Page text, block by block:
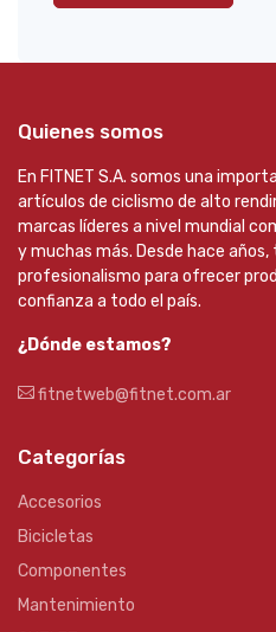
Quienes somos
En FITNET S.A. somos una
artículos de ciclismo de alto
marcas líderes a nivel mundial
y muchas más. Desde hace
profesionalismo para ofrecer
confianza a todo el país.
¿Dónde estamos?
fitnetweb@fitnet.com.ar
Categorías
Accesorios
Bicicletas
Componentes
Mantenimiento